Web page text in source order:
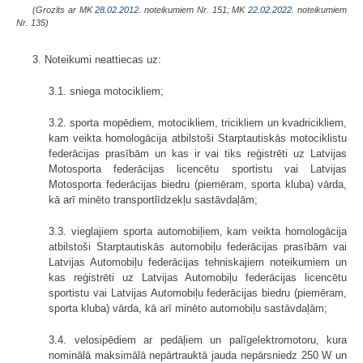
(Grozīts ar MK28.02.2012. noteikumiem Nr. 151; MK22.02.2022. noteikumiem
Nr. 135)
3. Noteikumi neattiecas uz:
3.1. sniega motocikliem;
3.2. sporta mopēdiem, motocikliem, tricikliem un kvadricikliem,
kam veikta homologācija atbilstoši Starptautiskās motociklistu
federācijas prasībām un kas ir vai tiks reģistrēti uz Latvijas
Motosporta federācijas licencētu sportistu vai Latvijas
Motosporta federācijas biedru (piemēram, sporta kluba) vārda,
kā arī minēto transportlīdzekļu sastāvdaļām;
3.3. vieglajiem sporta automobiļiem, kam veikta homologācija
atbilstoši Starptautiskās automobiļu federācijas prasībām vai
Latvijas Automobiļu federācijas tehniskajiem noteikumiem un
kas reģistrēti uz Latvijas Automobiļu federācijas licencētu
sportistu vai Latvijas Automobiļu federācijas biedru (piemēram,
sporta kluba) vārda, kā arī minēto automobiļu sastāvdaļām;
3.4. velosipēdiem ar pedāļiem un palīgelektromotoru, kura
nominālā maksimālā nepārtrauktā jauda nepārsniedz 250 W un